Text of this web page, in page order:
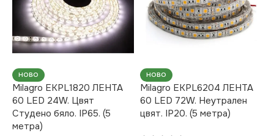
12V
ЦВЕТНА
ТЕМПЕРАТУРА (K)
3000
СВЕТЛИНЕН ПОТОК
(LM)
12V
ЦВЕТНА
4000
СВЕТЛИНЕН ПОТОК
(LM)
НОВО
Milagro EKPL1820 ЛЕНТА
60 LED 24W. Цвят
Студено бяло. IP65. (5
метра)
НОВО
Milagro EKPL6204 ЛЕНТА
60 LED 72W. Неутрален
цвят. IP20. (5 метра)